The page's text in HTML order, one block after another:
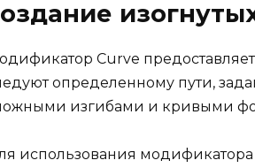
Curve
определенному пути,
изгибами и кривыми
использования